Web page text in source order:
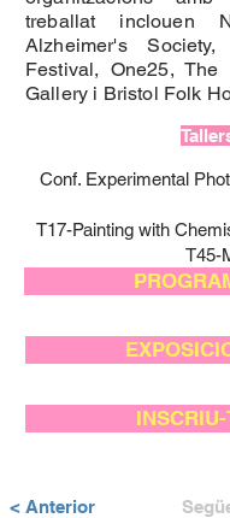
treballat inclouen
Alzheimer's
Festival, One25, The
Gallery i Bristol Folk
Conf. Experimental
T17-Painting with
T45-
< Anterior